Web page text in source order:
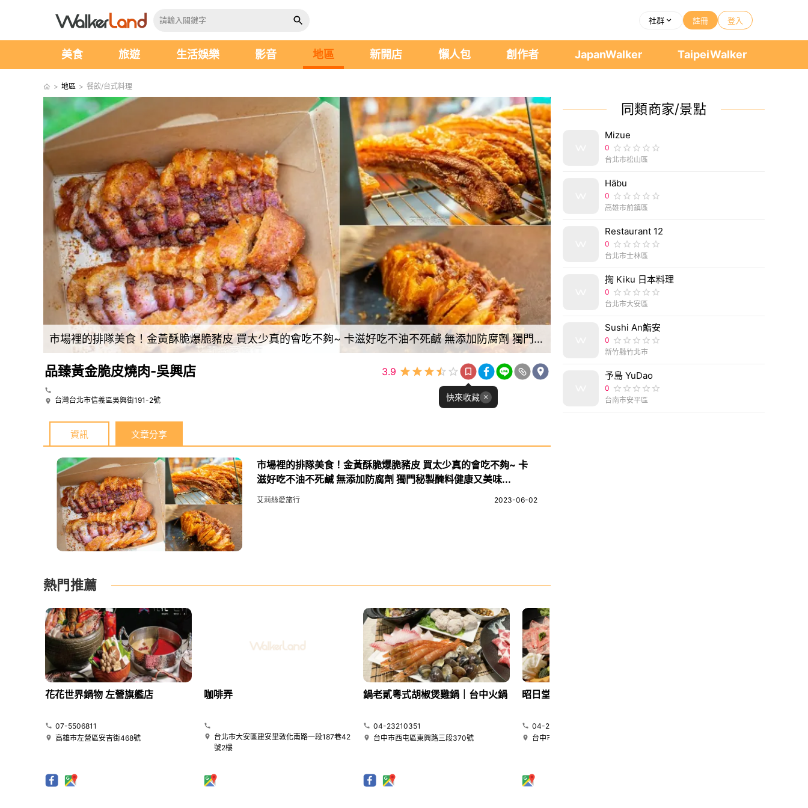
社群 註冊 登入
美食 旅遊 生活娛樂 影音 地區 新開店 懶人包 創作者 JapanWalker TaipeiWalker
> 地區 > 餐飲/台式料理
市場裡的排隊美食！金黃酥脆爆脆豬皮 買太少真的會吃不夠~ 卡滋好吃不油不死鹹 無添加防腐劑 獨門秘製醃料健康又美味...
品臻黃金脆皮燒肉-吳興店
台灣台北市信義區吳興街191-2號
3.9
快來收藏
資訊 文章分享
市場裡的排隊美食！金黃酥脆爆脆豬皮 買太少真的會吃不夠~ 卡
滋好吃不油不死鹹 無添加防腐劑 獨門秘製醃料健康又美味...
艾莉絲愛旅行 2023-06-02
熱門推薦
花花世界鍋物 左營旗艦店
07-5506811
高雄市左營區安吉街468號
咖啡弄
台北市大安區建安里敦化南路一段187巷42
號2樓
鍋老貳粵式胡椒煲雞鍋｜台中火鍋
04-23210351
台中市西屯區東興路三段370號
昭日堂鍋煮｜台中火鍋
04-22580269
台中市南屯區大墩十一街345號
同類商家/景點
Mizue
0
台北市松山區
Hābu
0
高雄市前鎮區
Restaurant 12
0
台北市士林區
掬 Kiku 日本料理
0
台北市大安區
Sushi An鮨安
0
新竹縣竹北市
予島 YuDao
0
台南市安平區